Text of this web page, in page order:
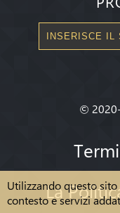
Utilizzando questo
contesto e servizi
©
La